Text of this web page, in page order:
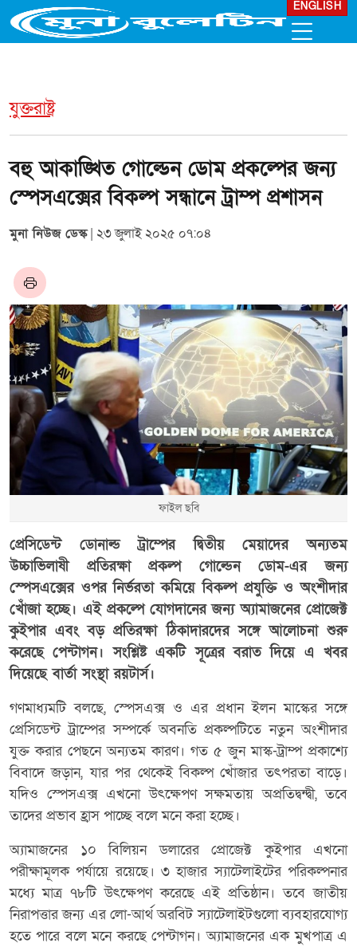
ENGLISH
যুক্তরাষ্ট্র
বহু আকাঙ্খিত গোল্ডেন ডোম প্রকল্পের জন্য
স্পেসএক্সের বিকল্প সন্ধানে ট্রাম্প প্রশাসন
মুনা নিউজ ডেস্ক| ২৩ জুলাই ২০২৫ ০৭:০৪
ফাইল ছবি
প্রেসিডেন্ট ডোনাল্ড ট্রাম্পের দ্বিতীয় মেয়াদের অন্যতম
উচ্চাভিলাষী প্রতিরক্ষা প্রকল্প গোল্ডেন ডোম-এর জন্য
স্পেসএক্সের ওপর নির্ভরতা কমিয়ে বিকল্প প্রযুক্তি ও অংশীদার
খোঁজা হচ্ছে। এই প্রকল্পে যোগদানের জন্য অ্যামাজনের প্রোজেক্ট
কুইপার এবং বড় প্রতিরক্ষা ঠিকাদারদের সঙ্গে আলোচনা শুরু
করেছে পেন্টাগন। সংশ্লিষ্ট একটি সূত্রের বরাত দিয়ে এ খবর
দিয়েছে বার্তা সংস্থা রয়টার্স।
গণমাধ্যমটি বলছে, স্পেসএক্স ও এর প্রধান ইলন মাস্কের সঙ্গে
প্রেসিডেন্ট ট্রাম্পের সম্পর্কে অবনতি প্রকল্পটিতে নতুন অংশীদার
যুক্ত করার পেছনে অন্যতম কারণ। গত ৫ জুন মাস্ক-ট্রাম্প প্রকাশ্যে
বিবাদে জড়ান, যার পর থেকেই বিকল্প খোঁজার তৎপরতা বাড়ে।
যদিও স্পেসএক্স এখনো উৎক্ষেপণ সক্ষমতায় অপ্রতিদ্বন্দ্বী, তবে
তাদের প্রভাব হ্রাস পাচ্ছে বলে মনে করা হচ্ছে।
অ্যামাজনের ১০ বিলিয়ন ডলারের প্রোজেক্ট কুইপার এখনো
পরীক্ষামূলক পর্যায়ে রয়েছে। ৩ হাজার স্যাটেলাইটের পরিকল্পনার
মধ্যে মাত্র ৭৮টি উৎক্ষেপণ করেছে এই প্রতিষ্ঠান। তবে জাতীয়
নিরাপত্তার জন্য এর লো-আর্থ অরবিট স্যাটেলাইটগুলো ব্যবহারযোগ্য
হতে পারে বলে মনে করছে পেন্টাগন। অ্যামাজনের এক মুখপাত্র এ